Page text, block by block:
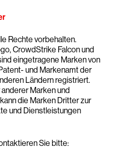
Rechte vorbehalten.
CrowdStrike Falcon und
eingetragene Marken von
und Markenamt der
Ländern registriert.
Marken und
die Marken Dritter zur
und Dienstleistungen
Sie bitte: